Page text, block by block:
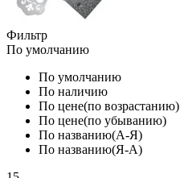
Фильтр
По умолчанию
По умолчанию
По наличию
По цене(по возрастанию)
По цене(по убыванию)
По названию(А-Я)
По названию(Я-А)